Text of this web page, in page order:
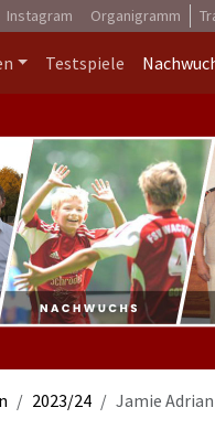
Instagram Organigramm
Testspiele
2023/24 Jamie